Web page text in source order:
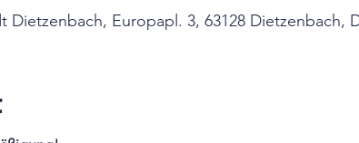
Dietzenbach, Europapl. 3, 63128 Dietzenbach,